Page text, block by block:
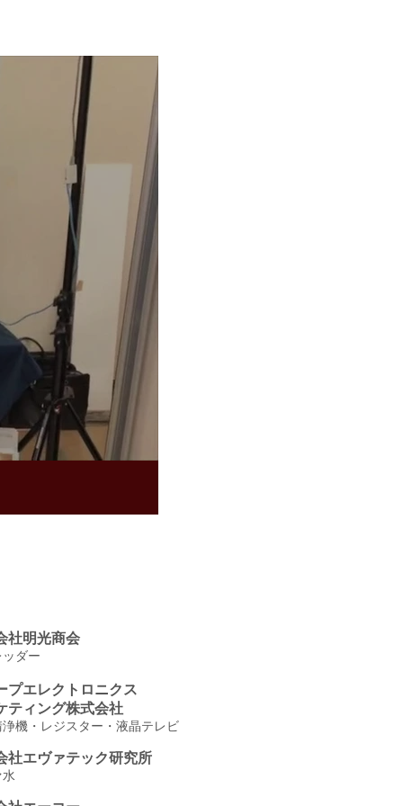
社明光商会
ダー
プエレクトロニクス
ティング株式会社
機・レジスター・液晶テレビ
社エヴァテック研究所